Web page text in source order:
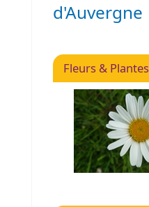
d'Auvergne
Fleurs & Plantes